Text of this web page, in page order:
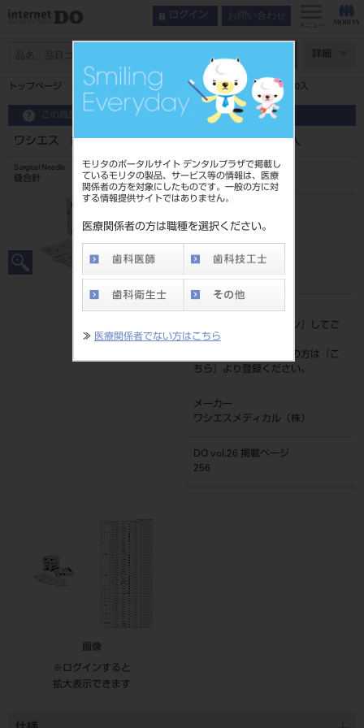
モリタのポータルサイト デンタルプラザで掲載し
ているモリタの製品、サービス等の情報は、医療
関係者の方を対象にしたものです。一般の方に対
する情報提供サイトではありません。
医療関係者の方は職種を選択ください。
≫ 医療関係者でない方はこちら
ログイン お問い合わせ
メニュー
詳細
トップページ ワシエス 縫合針 弱弯型 丸針C－4M 25mm 10入
この商品に関するお問い合わせ
ワシエス 縫合針 弱弯型 丸針C－4M 25mm 10入
Surgical Needle
縫合針
207500200C4
JAN/EANコード
標準価格
ログイン
』してご
覧ください。
ネット会員登録がまだの方は『
こ
ちら
』より登録ください。
メーカー
ワシエスメディカル（株）
DO vol.26 掲載ページ
256
画像
※ログインすると
拡大表示できます